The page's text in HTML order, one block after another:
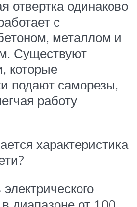
отвертка одинаково
с
металлом и
Существуют
которые
подают саморезы,
работу
характеристика